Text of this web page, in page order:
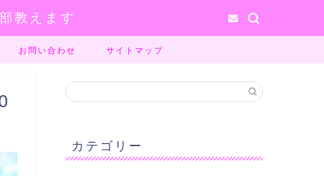
教えます
お問い合わせ サイトマップ
カテゴリー